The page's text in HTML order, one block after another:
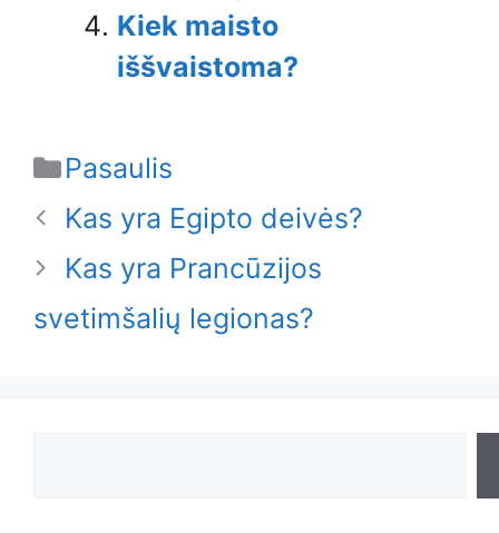
Kiek maisto
iššvaistoma?
Categories
Pasaulis
Kas yra Egipto deivės?
Kas yra Prancūzijos
svetimšalių legionas?